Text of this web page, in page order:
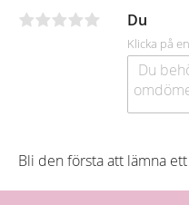
o
k Du
Klicka på
Bli den första att lämna